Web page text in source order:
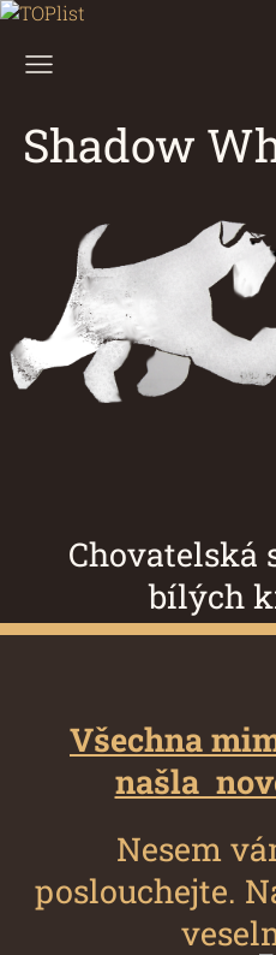
Shadow
Chovatelská
bílých
Všechna
našla
Nesem
poslouchejte.